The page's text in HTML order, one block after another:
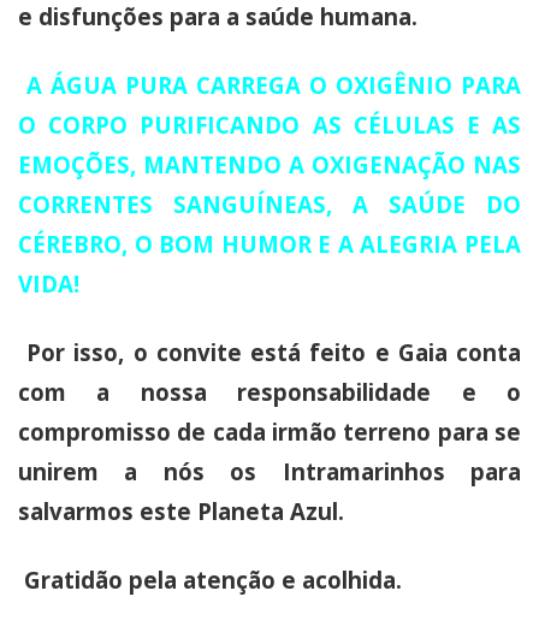
e disfunções para a saúde humana.
A ÁGUA PURA CARREGA O OXIGÊNIO PARA
O CORPO PURIFICANDO AS CÉLULAS E AS
EMOÇÕES, MANTENDO A OXIGENAÇÃO NAS
CORRENTES SANGUÍNEAS, A SAÚDE DO
CÉREBRO, O BOM HUMOR E A ALEGRIA PELA
VIDA!
Por isso, o convite está feito e Gaia conta
com a nossa responsabilidade e o
compromisso de cada irmão terreno para se
unirem a nós os Intramarinhos para
salvarmos este Planeta Azul.
Gratidão pela atenção e acolhida.